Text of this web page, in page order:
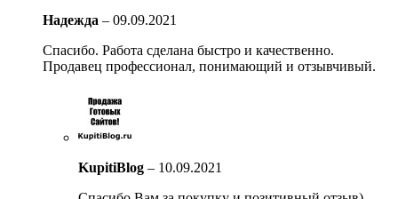
Надежда – 09.09.2021
Спасибо. Работа сделана быстро и качественно.
Продавец профессионал, понимающий и отзывчивый.
KupitiBlog – 10.09.2021